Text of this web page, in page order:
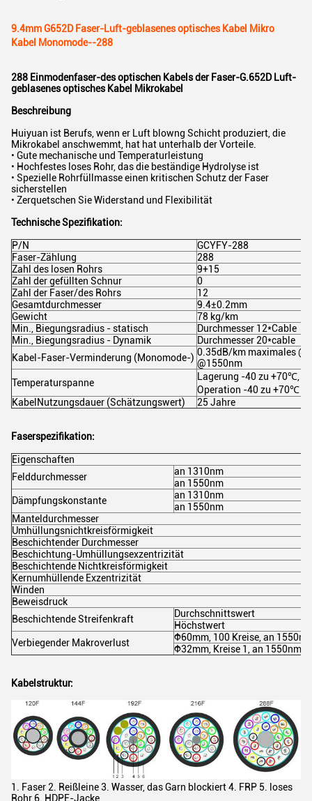
9.4mm G652D Faser-Luft-geblasenes optisches Kabel Mikro
Kabel Monomode--288
288 Einmodenfaser-des optischen Kabels der Faser-G.652D Luft-
geblasenes optisches Kabel Mikrokabel
Beschreibung
Huiyuan ist Berufs, wenn er Luft blowng Schicht produziert, die
Mikrokabel anschwemmt, hat hat unterhalb der Vorteile.
• Gute mechanische und Temperaturleistung
• Hochfestes loses Rohr, das die beständige Hydrolyse ist
• Spezielle Rohrfüllmasse einen kritischen Schutz der Faser
sicherstellen
• Zerquetschen Sie Widerstand und Flexibilität
Technische Spezifikation:
P/N
GCYFY-288
Faser-Zählung
288
Zahl des losen Rohrs
9+15
Zahl der gefüllten Schnur
0
Zahl der Faser/des Rohrs
12
Gesamtdurchmesser
9.4±0.2mm
Gewicht
78 kg/km
Min., Biegungsradius - statisch
Durchmesser 12*Cable
Min., Biegungsradius - Dynamik
Durchmesser 20*cable
Kabel-Faser-Verminderung (Monomode-) 0.35dB/km maximales
@1550nm
Temperaturspanne
Lagerung -40 zu +70℃,
Operation -40 zu +70℃
KabelNutzungsdauer (Schätzungswert)
25 Jahre
Faserspezifikation:
Eigenschaften
Felddurchmesser
an 1310nm
an 1550nm
Dämpfungskonstante
an 1310nm
an 1550nm
Manteldurchmesser
Umhüllungsnichtkreisförmigkeit
Beschichtender Durchmesser
Beschichtung-Umhüllungsexzentrizität
Beschichtende Nichtkreisförmigkeit
Kernumhüllende Exzentrizität
Winden
Beweisdruck
Beschichtende Streifenkraft
Durchschnittswert
Höchstwert
Verbiegender Makroverlust
Ф60mm, 100 Kreise, an 1550nm
Ф32mm, Kreise 1, an 1550nm
Kabelstruktur:
1. Faser 2. Reißleine 3. Wasser, das Garn blockiert 4. FRP 5. loses
Rohr 6. HDPE-Jacke